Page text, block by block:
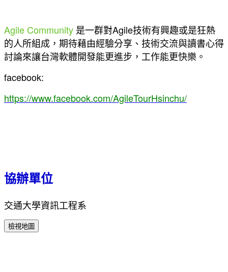
Agile Community 是一群對Agile技術有興趣或是狂熱
的人所組成，期待藉由經驗分享、技術交流與讀書心得
討論來讓台灣軟體開發能更進步，工作能更快樂。
facebook:
https://www.facebook.com/AgileTourHsinchu/
協辦單位
交通大學資訊工程系
檢視地圖